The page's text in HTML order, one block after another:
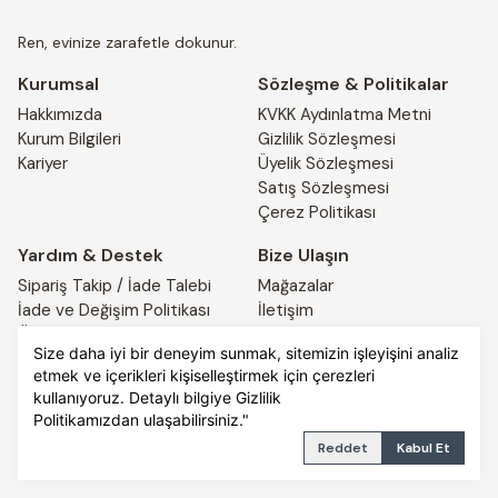
Size daha iyi bir deneyim sunmak, sitemizin işleyişini analiz
etmek ve içerikleri kişiselleştirmek için çerezleri
kullanıyoruz. Detaylı bilgiye Gizlilik
Politikamızdan ulaşabilirsiniz."
Reddet Kabul Et
korumak için önemlidir.
Respiro Daintree Keten-Pamuk Nevresim Seti, hem estetik
hem de fonksiyonel özellikleri ile uyku alanınıza zarafet
katmak için tasarlanmıştır.
Ren, evinize zarafetle dokunur.
Kurumsal
Hakkımızda
Kurum Bilgileri
Kariyer
Sözleşme & Politikalar
KVKK Aydınlatma Metni
Gizlilik Sözleşmesi
Üyelik Sözleşmesi
Satış Sözleşmesi
Çerez Politikası
Yardım & Destek
Sipariş Takip / İade Talebi
İade ve Değişim Politikası
Bize Ulaşın
Mağazalar
İletişim
© 2025 REN HOME. All rights reserved.
PRIVACY POLICYTERMS OF SERVICE